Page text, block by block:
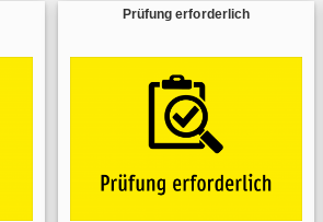
Prüfung erforderlich